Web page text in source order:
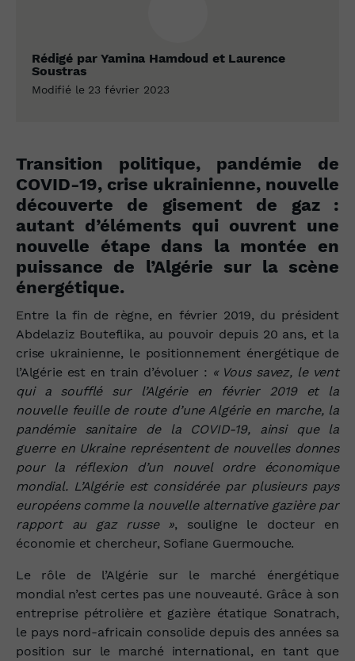
Rédigé par Yamina Hamdoud et Laurence
Soustras
Modifié le 23 février 2023
Transition politique, pandémie de
COVID-19, crise ukrainienne, nouvelle
découverte de gisement de gaz :
autant d’éléments qui ouvrent une
nouvelle étape dans la montée en
puissance de l’Algérie sur la scène
énergétique.
Entre la fin de règne, en février 2019, du président
Abdelaziz Bouteflika, au pouvoir depuis 20 ans, et la
crise ukrainienne, le positionnement énergétique de
l’Algérie est en train d’évoluer : « Vous savez, le vent
qui a soufflé sur l’Algérie en février 2019 et la
nouvelle feuille de route d’une Algérie en marche, la
pandémie sanitaire de la COVID-19, ainsi que la
guerre en Ukraine représentent de nouvelles donnes
pour la réflexion d’un nouvel ordre économique
mondial. L’Algérie est considérée par plusieurs pays
européens comme la nouvelle alternative gazière par
rapport au gaz russe », souligne le docteur en
économie et chercheur, Sofiane Guermouche.
Le rôle de l’Algérie sur le marché énergétique
mondial n’est certes pas une nouveauté. Grâce à son
entreprise pétrolière et gazière étatique Sonatrach,
le pays nord-africain consolide depuis des années sa
position sur le marché international, en tant que